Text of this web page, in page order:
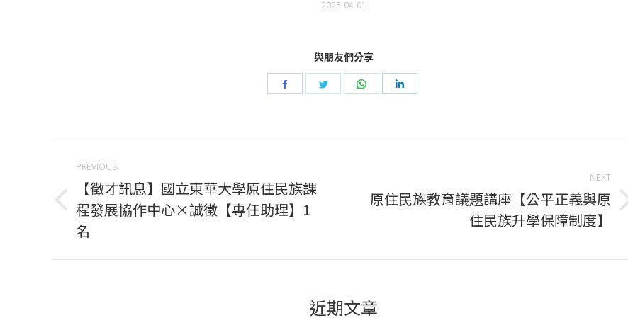
2025-04-01
與朋友們分享
Share
Share
Share
Post
navigation
PREVIOUS
Previous
post:
【徵才訊息】國立東華大學原住民族課
程發展協作中心×誠徵【專任助理】1
名
NEXT
Next
原住民族教育議題講座【公平正義與原
住民族升學保障制度】
近期文章